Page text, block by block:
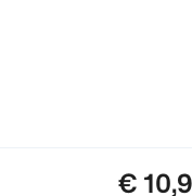
Preis:
€